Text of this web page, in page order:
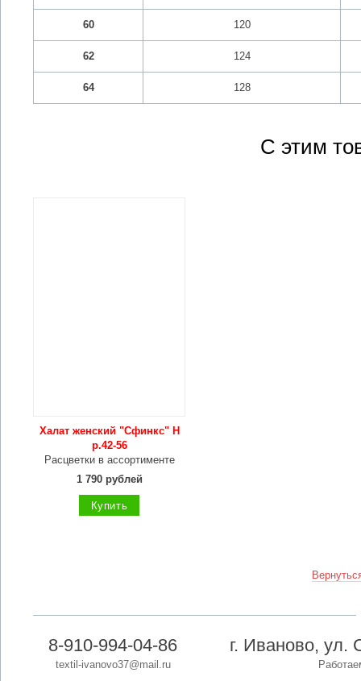
60 120
62 124
64 128
С этим
Халат женский "Сфинкс" Н
р.42-56
Расцветки в ассортименте
1 790 рублей
Купить
8-910-994-04-86
textil-ivanovo37@mail.ru
г. Иваново, ул.